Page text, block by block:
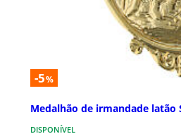
-5%
Medalhão de irmandade latão
DISPONÍVEL